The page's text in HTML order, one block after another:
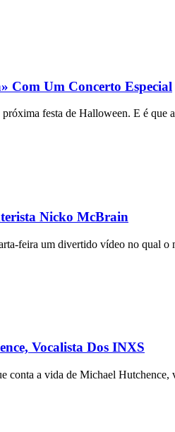
Com Um Concerto Especial
festa de Halloween. E é que
Nicko McBrain
feira um divertido vídeo no qual o
Vocalista Dos INXS
conta a vida de Michael